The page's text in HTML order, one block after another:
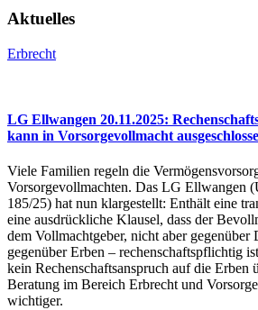
Aktuelles
Erbrecht
LG Ellwangen 20.11.2025:
kann in Vorsorgevollmacht
Viele Familien regeln die
Vorsorgevollmachten. Das LG Ellwangen
185/25) hat nun klargestellt: Enthält eine
eine ausdrückliche Klausel, dass der
dem Vollmachtgeber, nicht aber gegenüber
gegenüber Erben – rechenschaftspflichtig
kein Rechenschaftsanspruch auf die Erben
Beratung im Bereich Erbrecht und
wichtiger.